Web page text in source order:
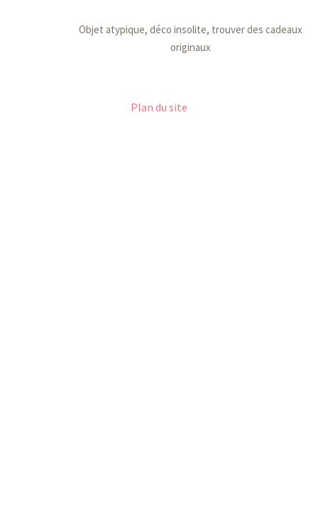
Objet atypique, déco insolite, trouver des cadeaux
originaux
Plan du site